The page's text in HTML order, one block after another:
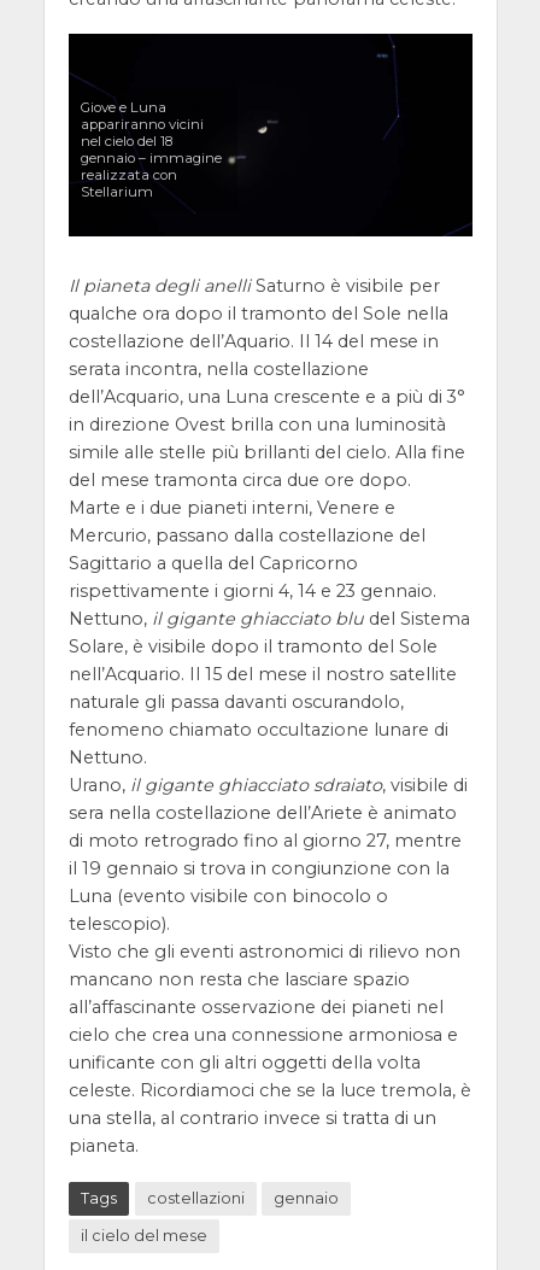
Giove e Luna
appariranno vicini
nel cielo del 18
gennaio – immagine
realizzata con
Stellarium
Il pianeta degli anelliSaturno è visibile per
qualche ora dopo il tramonto del Sole nella
costellazione dell’Aquario. Il 14 del mese in
serata incontra, nella costellazione
dell’Acquario, una Luna crescente e a più di 3°
in direzione Ovest brilla con una luminosità
simile alle stelle più brillanti del cielo. Alla fine
del mese tramonta circa due ore dopo.
Marte e i due pianeti interni, Venere e
Mercurio, passano dalla costellazione del
Sagittario a quella del Capricorno
rispettivamente i giorni 4, 14 e 23 gennaio.
Nettuno, il gigante ghiacciato bludel Sistema
Solare, è visibile dopo il tramonto del Sole
nell’Acquario. Il 15 del mese il nostro satellite
naturale gli passa davanti oscurandolo,
fenomeno chiamato occultazione lunare di
Nettuno.
Urano, il gigante ghiacciato sdraiato, visibile di
sera nella costellazione dell’Ariete è animato
di moto retrogrado fino al giorno 27, mentre
il 19 gennaio si trova in congiunzione con la
Luna (evento visibile con binocolo o
telescopio).
Visto che gli eventi astronomici di rilievo non
mancano non resta che lasciare spazio
all’affascinante osservazione dei pianeti nel
cielo che crea una connessione armoniosa e
unificante con gli altri oggetti della volta
celeste. Ricordiamoci che se la luce tremola, è
una stella, al contrario invece si tratta di un
pianeta.
Tags costellazioni gennaio
il cielo del mese